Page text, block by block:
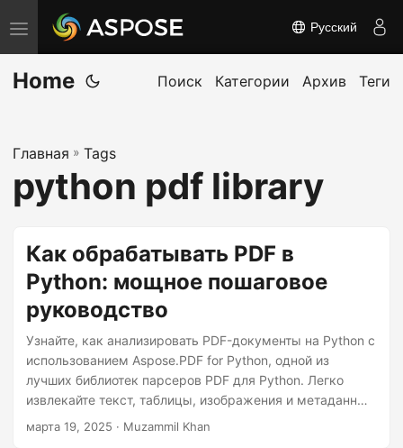
П
е
р
л
ю
ч
а
и
Русский
Home Поиск Категории Архив Теги
Главная » Tags
python pdf library
Как обрабатывать PDF в
Python: мощное пошаговое
руководство
Узнайте, как анализировать PDF-документы на Python с
использованием Aspose.PDF for Python, одной из
лучших библиотек парсеров PDF для Python. Легко
извлекайте текст, таблицы, изображения и метаданные
с помощью пошаговых примеров кода на Python.
марта 19, 2025 · Muzammil Khan